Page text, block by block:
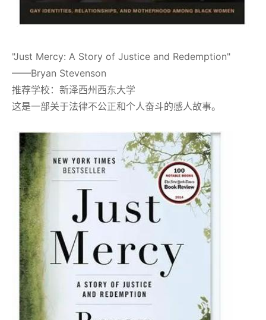
"Just Mercy: A Story of Justice and Redemption"
——Bryan Stevenson
推荐学校：新泽西州西东大学
这是一部关于法律不公正和个人奋斗的感人故事。